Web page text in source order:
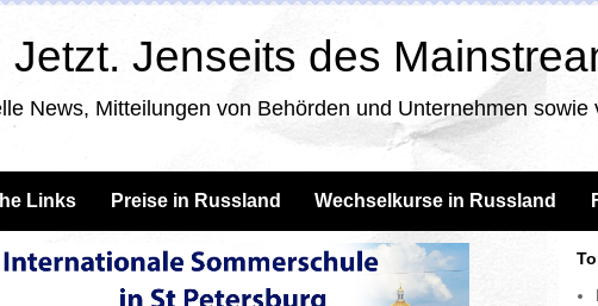
Jetzt. Jenseits des
News, Mitteilungen von Behörden und Unternehmen
Links Preise in Russland Wechselkurse in Russland